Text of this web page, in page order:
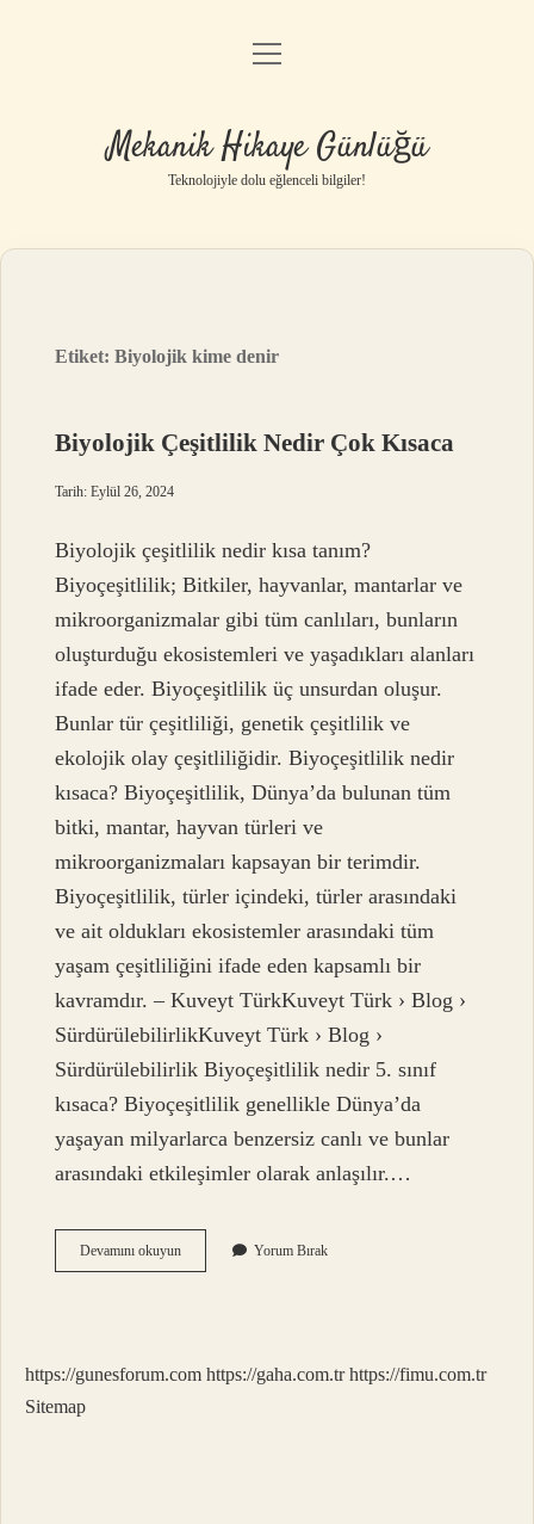
Anasayfa
Yasal Uyarı
menüyü
Mekanik Hikaye Günlüğü
Teknolojiyle dolu eğlenceli bilgiler!
Etiket:Biyolojik kime denir
Biyolojik Çeşitlilik Nedir Çok Kısaca
Tarih: Eylül 26, 2024
Biyolojik çeşitlilik nedir kısa tanım?
Biyoçeşitlilik; Bitkiler, hayvanlar, mantarlar ve
mikroorganizmalar gibi tüm canlıları, bunların
oluşturduğu ekosistemleri ve yaşadıkları alanları
ifade eder. Biyoçeşitlilik üç unsurdan oluşur.
Bunlar tür çeşitliliği, genetik çeşitlilik ve
ekolojik olay çeşitliliğidir. Biyoçeşitlilik nedir
kısaca? Biyoçeşitlilik, Dünya’da bulunan tüm
bitki, mantar, hayvan türleri ve
mikroorganizmaları kapsayan bir terimdir.
Biyoçeşitlilik, türler içindeki, türler arasındaki
ve ait oldukları ekosistemler arasındaki tüm
yaşam çeşitliliğini ifade eden kapsamlı bir
kavramdır. – Kuveyt TürkKuveyt Türk › Blog ›
SürdürülebilirlikKuveyt Türk › Blog ›
Sürdürülebilirlik Biyoçeşitlilik nedir 5. sınıf
kısaca? Biyoçeşitlilik genellikle Dünya’da
yaşayan milyarlarca benzersiz canlı ve bunlar
arasındaki etkileşimler olarak anlaşılır.…
Devamını okuyunBiyolojik
Çeşitlilik
Yorum Bırak
https://gunesforum.com https://gaha.com.tr https://fimu.com.tr
Sitemap